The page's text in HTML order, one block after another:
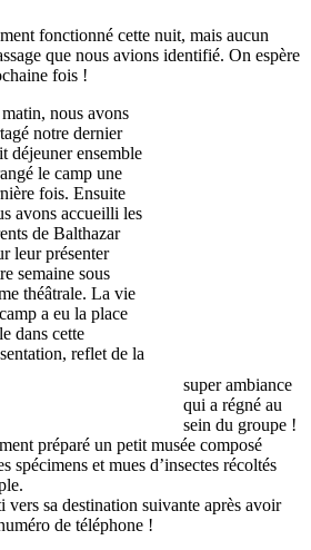
fonctionné cette nuit, mais aucun
que nous avions identifié. On espère
fois !
nous avons
notre dernier
déjeuner ensemble
le camp une
fois. Ensuite
avons accueilli les
de Balthazar
leur présenter
semaine sous
théâtrale. La vie
a eu la place
dans cette
reflet de la
super ambiance
qui a régné au
sein du groupe !
préparé un petit musée composé
spécimens et mues d’insectes récoltés
vers sa destination suivante après avoir
de téléphone !